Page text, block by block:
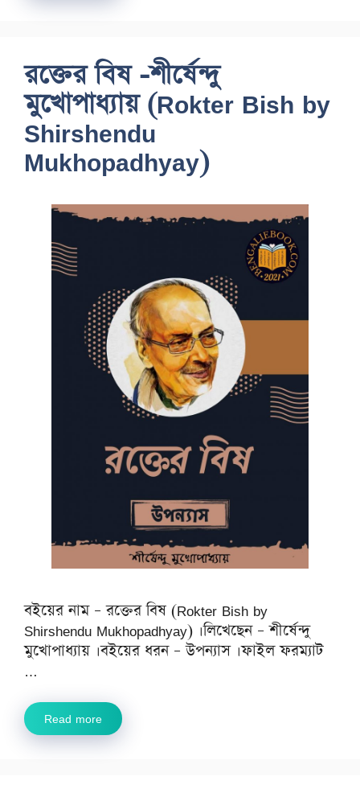
রক্তের বিষ -শীর্ষেন্দু
মুখোপাধ্যায় (Rokter Bish by
Shirshendu
Mukhopadhyay)
বইয়ের নাম – রক্তের বিষ (Rokter Bish by
Shirshendu Mukhopadhyay) ।লিখেছেন – শীর্ষেন্দু
মুখোপাধ্যায় ।বইয়ের ধরন – উপন্যাস ।ফাইল ফরম্যাট
…
Read more